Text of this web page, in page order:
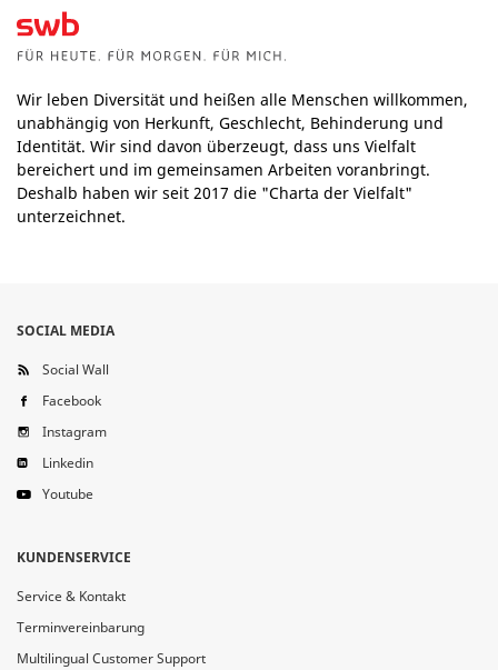
Wir leben Diversität und heißen alle Menschen willkommen,
unabhängig von Herkunft, Geschlecht, Behinderung und
Identität. Wir sind davon überzeugt, dass uns Vielfalt
bereichert und im gemeinsamen Arbeiten voranbringt.
Deshalb haben wir seit 2017 die "Charta der Vielfalt"
unterzeichnet.
SOCIAL MEDIA
Social Wall
Facebook
Instagram
Linkedin
Youtube
KUNDENSERVICE
Service & Kontakt
Terminvereinbarung
Multilingual Customer Support